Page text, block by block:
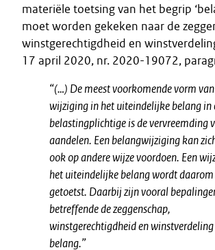
materiële toetsing van het begrip
moet worden gekeken naar de
winstgerechtigdheid en
17 april 2020, nr. 2020-19072,
“(…) De meest voorkomende vorm
wijziging in het uiteindelijke belang in
belastingplichtige is de vervreemding
aandelen. Een belangwijziging kan
ook op andere wijze voordoen. Een
het uiteindelijke belang wordt
getoetst. Daarbij zijn vooral
betreffende de zeggenschap,
winstgerechtigdheid en
belang.”